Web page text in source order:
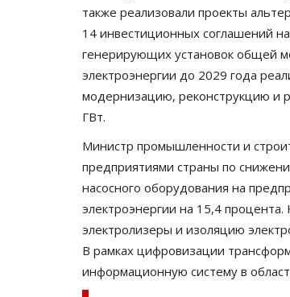
также реализовали проекты
14 инвестиционных соглашений
генерирующих установок общей
электроэнергии до 2029 года
модернизацию, реконструкцию и
ГВт.
Министр промышленности и
предприятиями страны по
насосного оборудования на
электроэнергии на 15,4
электролизеры и изоляцию
В рамках цифровизации
информационную систему в